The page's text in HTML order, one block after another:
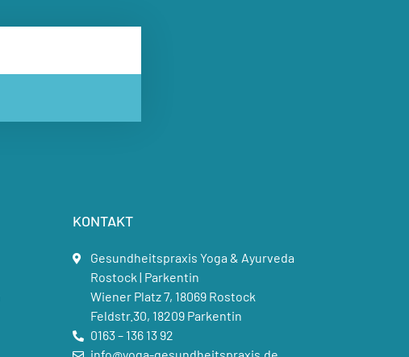
KONTAKT
Gesundheitspraxis Yoga & Ayurveda
Rostock | Parkentin
Wiener Platz 7, 18069 Rostock
Feldstr.30, 18209 Parkentin
0163 – 136 13 92